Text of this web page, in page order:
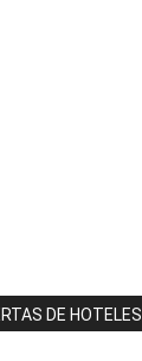
DE HOTELES